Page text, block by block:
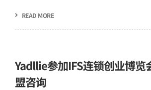
READ MORE
Yadllie参加IFS连锁创业博览
盟咨询